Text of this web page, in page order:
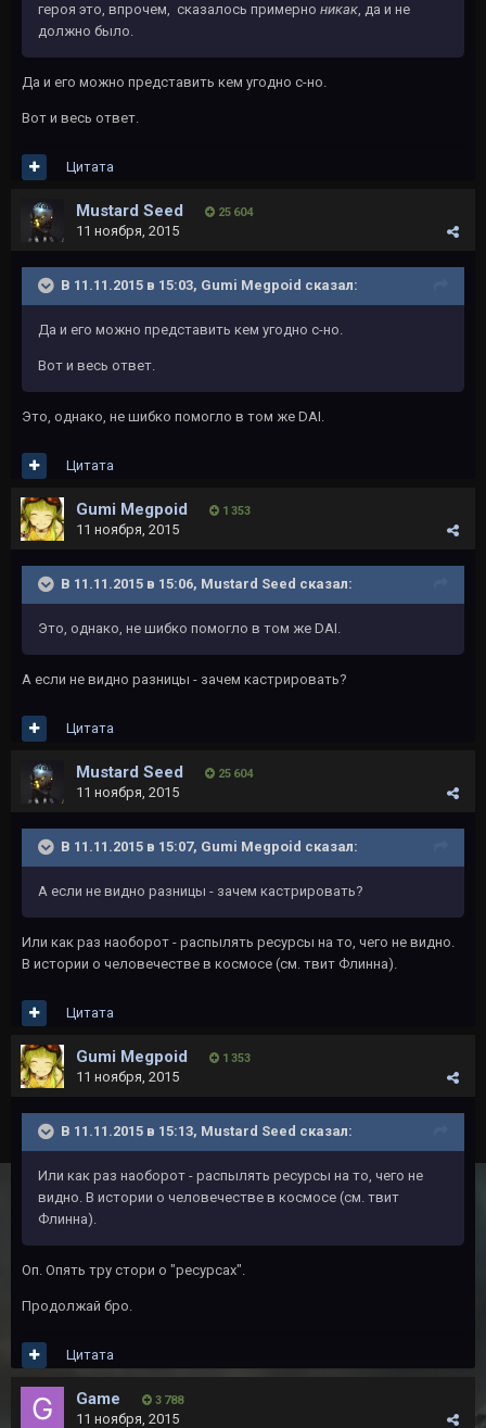
героя это, впрочем, сказалось примерно никак, да и не
должно было.
Да и его можно представить кем угодно с-но.
Вот и весь ответ.
Цитата
Mustard Seed 25 604
11 ноября, 2015
В 11.11.2015 в 15:03, Gumi Megpoid сказал:
Да и его можно представить кем угодно с-но.
Вот и весь ответ.
Это, однако, не шибко помогло в том же DAI.
Цитата
Gumi Megpoid 1 353
11 ноября, 2015
В 11.11.2015 в 15:06, Mustard Seed сказал:
Это, однако, не шибко помогло в том же DAI.
А если не видно разницы - зачем кастрировать?
Цитата
Mustard Seed 25 604
11 ноября, 2015
В 11.11.2015 в 15:07, Gumi Megpoid сказал:
А если не видно разницы - зачем кастрировать?
Или как раз наоборот - распылять ресурсы на то, чего не видно.
В истории о человечестве в космосе (см. твит Флинна).
Цитата
Gumi Megpoid 1 353
11 ноября, 2015
В 11.11.2015 в 15:13, Mustard Seed сказал:
Или как раз наоборот - распылять ресурсы на то, чего не
видно. В истории о человечестве в космосе (см. твит
Флинна).
Оп. Опять тру стори о "ресурсах".
Продолжай бро.
Цитата
Game 3 788
11 ноября, 2015